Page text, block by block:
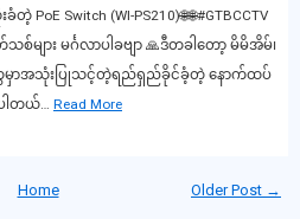
PoE Switch (WI-PS210)🌐🌐#GTBCCTV
များ မင်္ဂလာပါခဗျာ 🙏ဒီတခါတော့ မိမိအိမ်၊
ာအသုံးပြုသင့်တဲ့ရည်ရှည်ခိုင်ခံ့တဲ့ နောက်ထပ်
ါတယ်…
Read More
Older Post →
Home